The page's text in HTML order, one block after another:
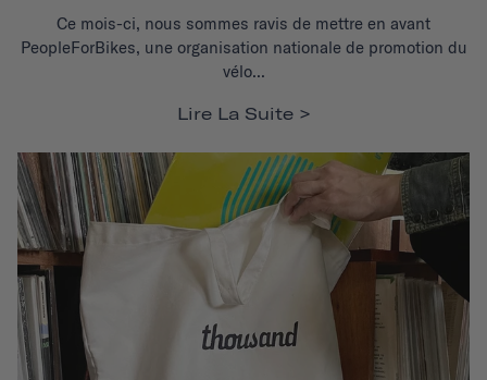
Ce mois-ci, nous sommes ravis de mettre en avant
PeopleForBikes, une organisation nationale de promotion du
vélo...
Lire La Suite